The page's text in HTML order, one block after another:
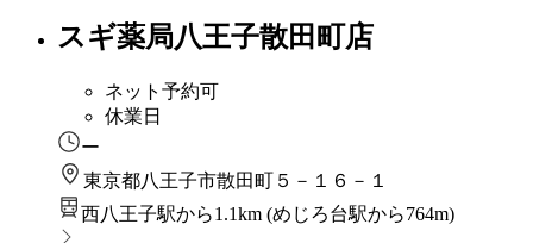
スギ薬局八王子散田町店
ネット予約可
休業日
ー
東京都八王子市散田町５－１６－１
西八王子駅から1.1km (めじろ台駅から764m)